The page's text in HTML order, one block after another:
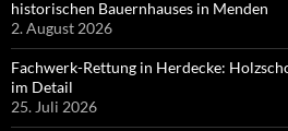
historischen Bauernhauses in Menden
2. August 2026
Fachwerk-Rettung in Herdecke:
im Detail
25. Juli 2026